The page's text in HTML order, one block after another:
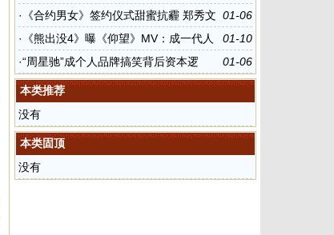
01-06
·
《合约男女》签约仪式甜蜜抗霾 郑秀文
张孝全亲密合作放得开
01-10
·
《熊出没4》曝《仰望》MV：成一代人
成长记
01-06
·“周星驰”成个人品牌搞笑背后资本逻
辑“撑腰”
本类推荐
没有
本类固顶
没有